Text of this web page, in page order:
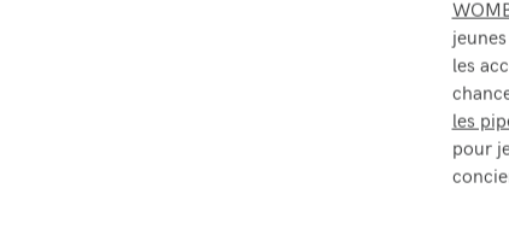
les
les
pour